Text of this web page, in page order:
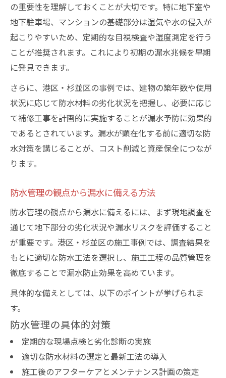
の重要性を理解しておくことが大切です。特に地下室や
地下駐車場、マンションの基礎部分は湿気や水の侵入が
起こりやすいため、定期的な目視検査や湿度測定を行う
ことが推奨されます。これにより初期の漏水兆候を早期
に発見できます。
さらに、港区・杉並区の事例では、建物の築年数や使用
状況に応じて防水材料の劣化状況を把握し、必要に応じ
て補修工事を計画的に実施することが漏水予防に効果的
であるとされています。漏水が顕在化する前に適切な防
水対策を講じることが、コスト削減と資産保全につなが
ります。
防水管理の観点から漏水に備える方法
防水管理の観点から漏水に備えるには、まず現地調査を
通じて地下部分の劣化状況や漏水リスクを評価すること
が重要です。港区・杉並区の施工事例では、調査結果を
もとに適切な防水工法を選択し、施工工程の品質管理を
徹底することで漏水防止効果を高めています。
具体的な備えとしては、以下のポイントが挙げられま
す。
防水管理の具体的対策
定期的な現場点検と劣化診断の実施
適切な防水材料の選定と最新工法の導入
施工後のアフターケアとメンテナンス計画の策定